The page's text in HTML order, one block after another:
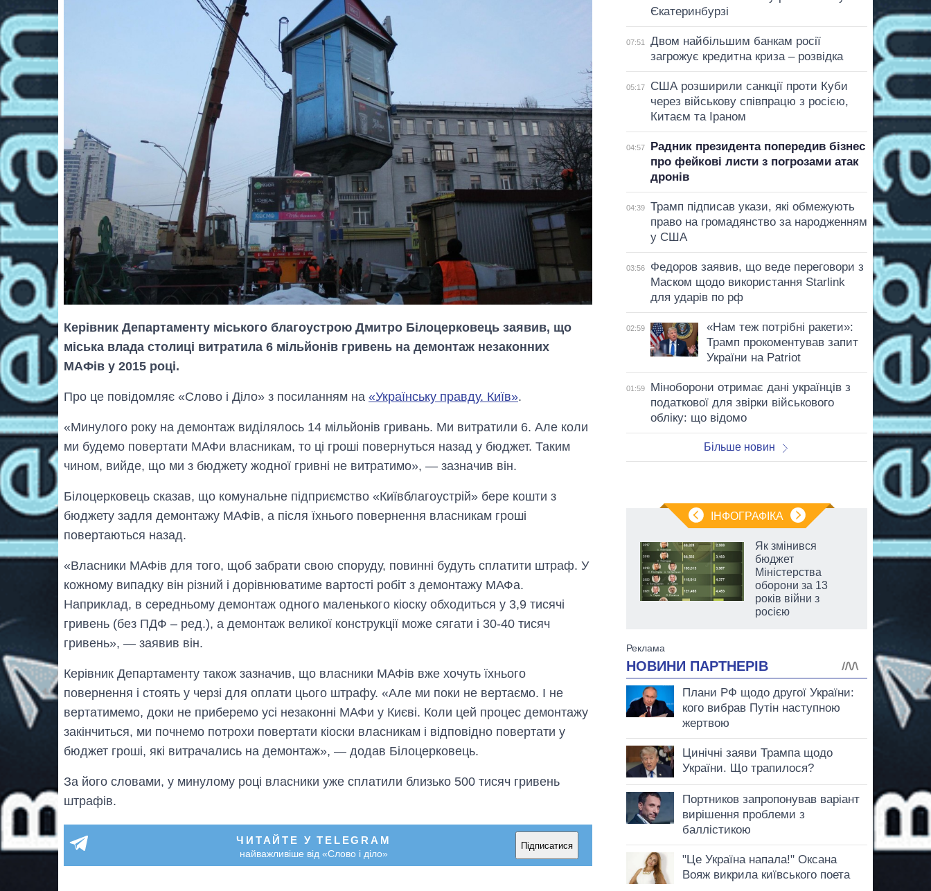
Керівник Департаменту міського благоустрою Дмитро Білоцерковець заявив, що
міська влада столиці витратила 6 мільйонів гривень на демонтаж незаконних
МАФів у 2015 році.
Про це повідомляє «Слово і Діло» з посиланням на «Українську правду. Київ».
«Минулого року на демонтаж виділялось 14 мільйонів гривань. Ми витратили 6. Але коли
ми будемо повертати МАФи власникам, то ці гроші повернуться назад у бюджет. Таким
чином, вийде, що ми з бюджету жодної гривні не витратимо», — зазначив він.
Білоцерковець сказав, що комунальне підприємство «Київблагоустрій» бере кошти з
бюджету задля демонтажу МАФів, а після їхнього повернення власникам гроші
повертаються назад.
«Власники МАФів для того, щоб забрати свою споруду, повинні будуть сплатити штраф. У
кожному випадку він різний і дорівнюватиме вартості робіт з демонтажу МАФа.
Наприклад, в середньому демонтаж одного маленького кіоску обходиться у 3,9 тисячі
гривень (без ПДФ – ред.), а демонтаж великої конструкції може сягати і 30-40 тисяч
гривень», — заявив він.
Керівник Департаменту також зазначив, що власники МАФів вже хочуть їхнього
повернення і стоять у черзі для оплати цього штрафу. «Але ми поки не вертаємо. І не
вертатимемо, доки не приберемо усі незаконні МАФи у Києві. Коли цей процес демонтажу
закінчиться, ми почнемо потрохи повертати кіоски власникам і відповідно повертати у
бюджет гроші, які витрачались на демонтаж», — додав Білоцерковець.
За його словами, у минулому році власники уже сплатили близько 500 тисяч гривень
штрафів.
ЧИТАЙТЕ У TELEGRAM
найважливіше від «Слово і діло»
Підписатися
Єкатеринбурзі
07:51
Двом найбільшим банкам росії
загрожує кредитна криза – розвідка
05:17
США розширили санкції проти Куби
через військову співпрацю з росією,
Китаєм та Іраном
04:57
Радник президента попередив бізнес
про фейкові листи з погрозами атак
дронів
04:39
Трамп підписав укази, які обмежують
право на громадянство за народженням
у США
03:56
Федоров заявив, що веде переговори з
Маском щодо використання Starlink
для ударів по рф
02:59
«Нам теж потрібні ракети»:
Трамп прокоментував запит
України на Patriot
01:59
Міноборони отримає дані українців з
податкової для звірки військового
обліку: що відомо
Більше новин
ІНФОГРАФІКА
вирощували в
Україні до і під час
великої війни
Як змінився
бюджет
Міністерства
оборони за 13
років війни з
росією